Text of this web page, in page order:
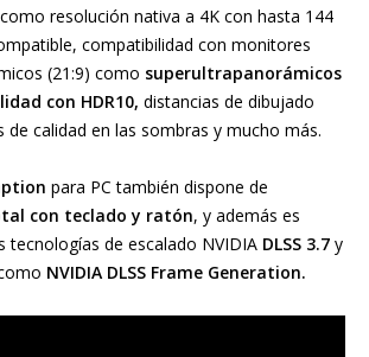
resolución nativa a 4K con hasta 144
compatibilidad con monitores
(21:9) como superultrapanorámicos
con HDR10, distancias de dibujado
de calidad en las sombras y mucho más.
para PC también dispone de
con teclado y ratón, y además es
tecnologías de escalado NVIDIA DLSS 3.7 y
NVIDIA DLSS Frame Generation.